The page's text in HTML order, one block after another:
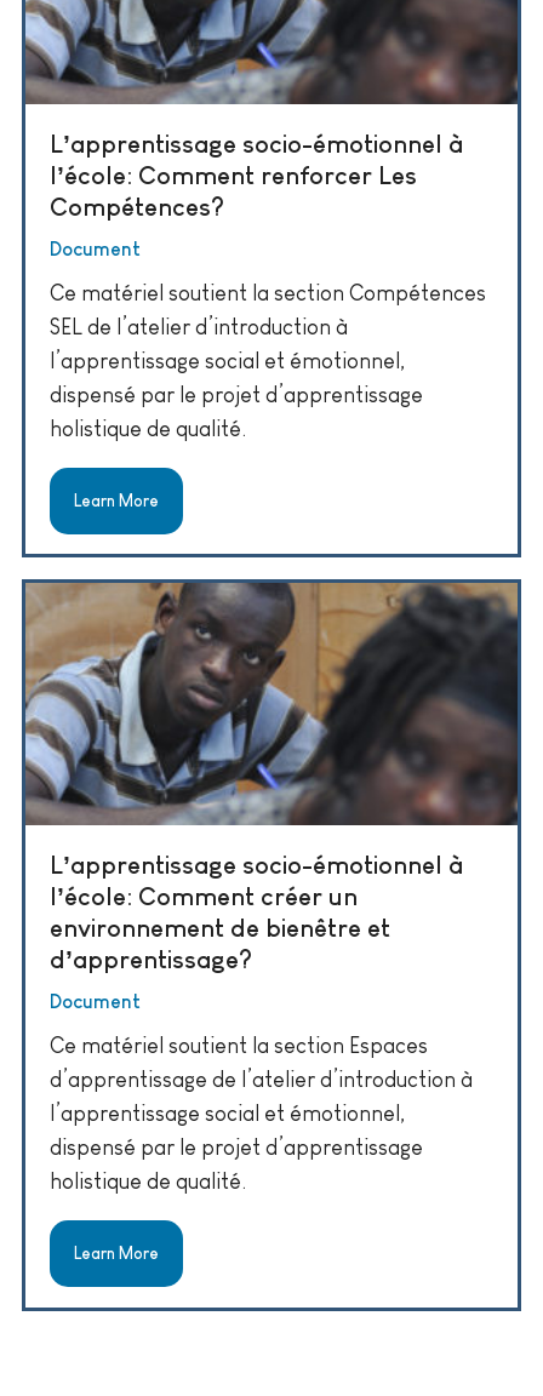
L’apprentissage socio-émotionnel à
l’école: Comment renforcer Les
Compétences?
Document
Ce matériel soutient la section Compétences
SEL de l’atelier d’introduction à
l’apprentissage social et émotionnel,
dispensé par le projet d’apprentissage
holistique de qualité.
Learn More
L’apprentissage socio-émotionnel à
l’école: Comment créer un
environnement de bienêtre et
d’apprentissage?
Document
Ce matériel soutient la section Espaces
d’apprentissage de l’atelier d’introduction à
l’apprentissage social et émotionnel,
dispensé par le projet d’apprentissage
holistique de qualité.
Learn More